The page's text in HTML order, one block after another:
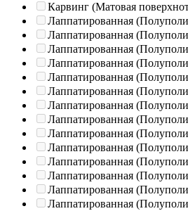
Карвинг (Матовая
Лаппатированная
Лаппатированная
Лаппатированная
Лаппатированная
Лаппатированная
Лаппатированная
Лаппатированная
Лаппатированная
Лаппатированная
Лаппатированная
Лаппатированная
Лаппатированная
Лаппатированная
Лаппатированная